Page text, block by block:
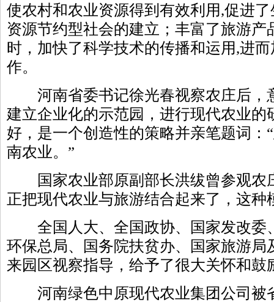
使农村和农业资源得到有效利用,促进
资源节约型社会的建立；丰富了旅游产
时，加快了科学技术的传播和运用,进
作。
河南省委书记徐光春视察农庄后，
建立企业化的示范园，进行现代农业的
好，是一个创造性的策略并亲笔题词：
南农业。”
国家农业部原副部长洪绂曾参观农
正把现代农业与旅游结合起来了，这
全国人大、全国政协、国家发改委
环保总局、国务院扶贫办、国家旅游局
来园区视察指导，给予了很大关怀和鼓
河南绿色中原现代农业集团公司被